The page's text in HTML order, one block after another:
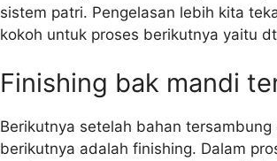
sistem patri. Pengelasan lebih kita
kokoh untuk proses berikutnya yaitu
Finishing bak mandi
Berikutnya setelah bahan
berikutnya adalah finishing. Dalam